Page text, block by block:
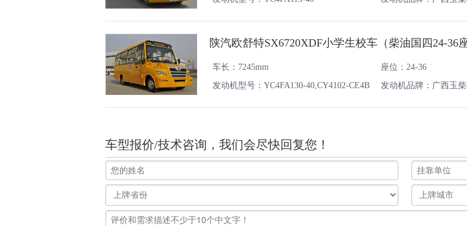
陕汽欧舒特SX6720XDF小学生校车（柴油国四24-36座
车长：7245mm 座位：24-36
发动机型号：YC4FA130-40,CY4102-CE4B
发动机品牌：广西玉
车型报价/技术咨询，我们会尽快回复您！